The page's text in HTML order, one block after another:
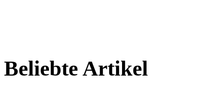
Beliebte Artikel